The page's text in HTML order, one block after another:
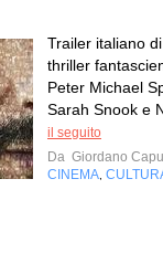
Trailer italiano
thriller
Peter Michael
Sarah Snook e
il seguito
Da Giordano
CINEMA